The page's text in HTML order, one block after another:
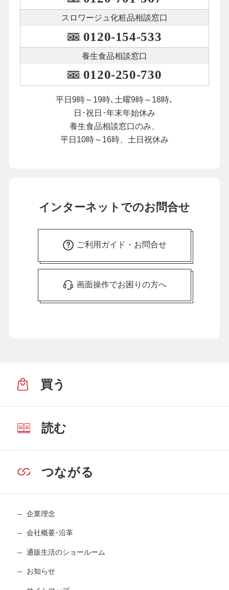
スロワージュ化粧品相談窓口
0120-154-533
養生食品相談窓口
0120-250-730
平日9時～19時､土曜9時～18時､
日･祝日･年末年始休み
養生食品相談窓口のみ、
平日10時～16時、土日祝休み
インターネットでのお問合せ
ご利用ガイド・お問合せ
画面操作でお困りの方へ
買う
読む
つながる
企業理念
会社概要･沿革
通販生活のショールーム
お知らせ